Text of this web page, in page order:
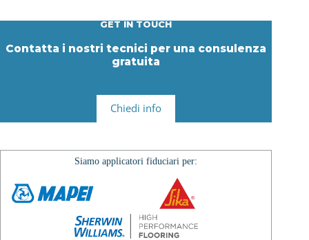
GET IN TOUCH
Contatta i nostri tecnici per una consulenza
gratuita
Chiedi info
Siamo applicatori fiduciari per: